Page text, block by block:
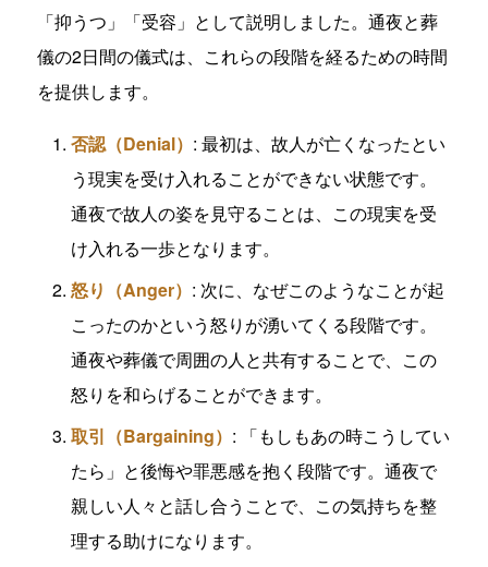
「抑うつ」「受容」として説明しました。通夜と葬
儀の2日間の儀式は、これらの段階を経るための時間
を提供します。
否認（Denial） : 最初は、故人が亡くなったとい
う現実を受け入れることができない状態です。
通夜で故人の姿を見守ることは、この現実を受
け入れる一歩となります。
怒り（Anger） : 次に、なぜこのようなことが起
こったのかという怒りが湧いてくる段階です。
通夜や葬儀で周囲の人と共有することで、この
怒りを和らげることができます。
取引（Bargaining） : 「もしもあの時こうしてい
たら」と後悔や罪悪感を抱く段階です。通夜で
親しい人々と話し合うことで、この気持ちを整
理する助けになります。